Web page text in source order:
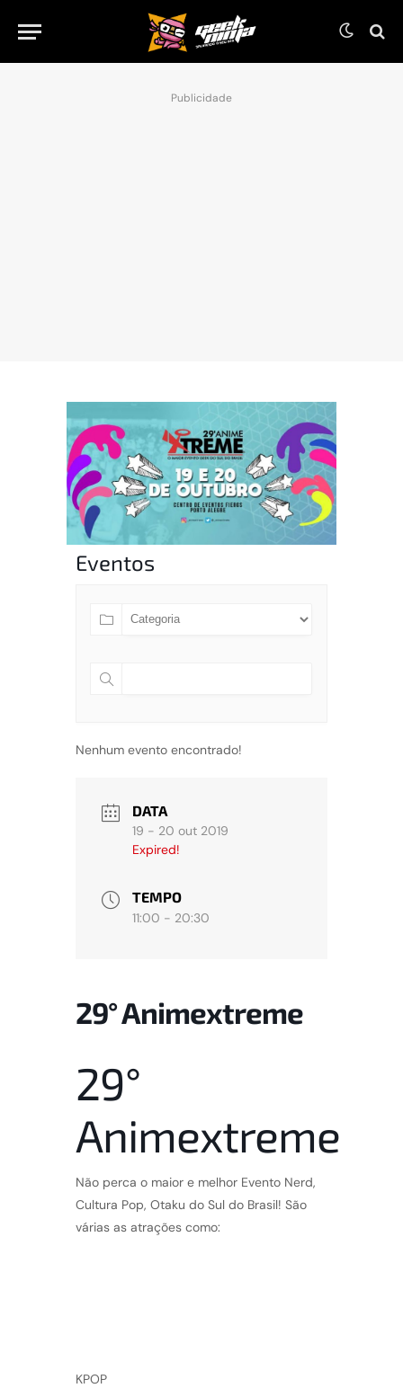
Publicidade
Eventos
Nenhum evento encontrado!
DATA
19 - 20 out 2019
Expired!
TEMPO
11:00 - 20:30
29° Animextreme
29°
Animextreme
Não perca o maior e melhor Evento Nerd,
Cultura Pop, Otaku do Sul do Brasil! São
várias as atrações como:
KPOP